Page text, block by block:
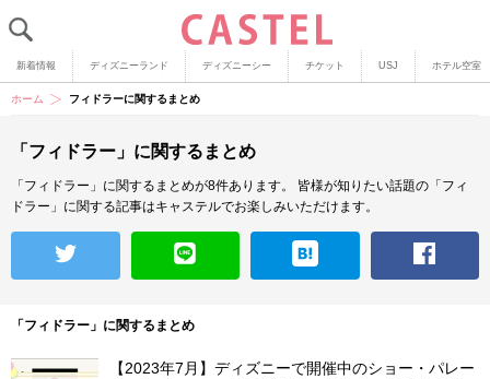
新着情報 ディズニーランド ディズニーシー チケット USJ ホテル空室
ホーム フィドラーに関するまとめ
「フィドラー」に関するまとめ
「フィドラー」に関するまとめが8件あります。
皆様が知りたい話題の「フィ
ドラー」に関する記事はキャステルでお楽しみいただけます。
「フィドラー」に関するまとめ
【2023年7月】ディズニーで開催中のショー・パレー